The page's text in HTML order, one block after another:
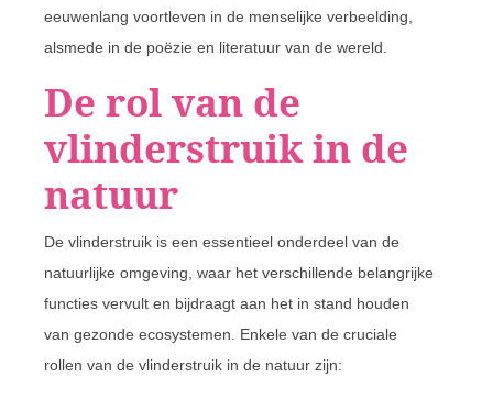
eeuwenlang voortleven in de menselijke verbeelding,
alsmede in de poëzie en literatuur van de wereld.
De rol van de
vlinderstruik in de
natuur
De vlinderstruik is een essentieel onderdeel van de
natuurlijke omgeving, waar het verschillende belangrijke
functies vervult en bijdraagt aan het in stand houden
van gezonde ecosystemen. Enkele van de cruciale
rollen van de vlinderstruik in de natuur zijn: